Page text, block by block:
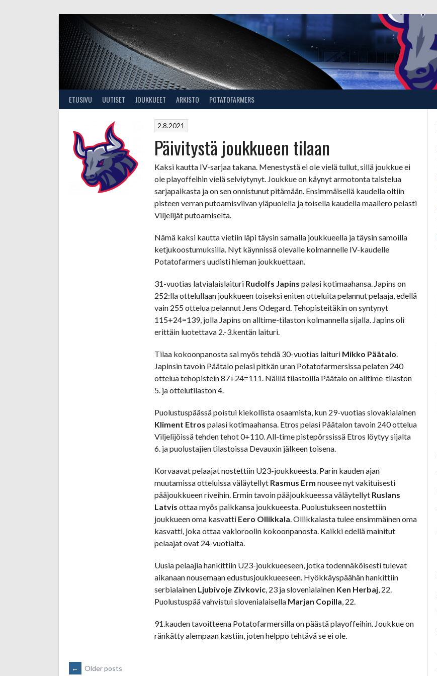
ETUSIVU UUTISET JOUKKUEET ARKISTO POTATOFARMERS
2.8.2021
Päivitystä joukkueen tilaan
Kaksi kautta IV-sarjaa takana. Menestystä ei ole vielä tullut, sillä joukkue ei
ole playoffeihin vielä selviytynyt. Joukkue on käynyt armotonta taistelua
sarjapaikasta ja on sen onnistunut pitämään. Ensimmäisellä kaudella oltiin
pisteen verran putoamisviivan yläpuolella ja toisella kaudella maaliero pelasti
Viljelijät putoamiselta.
Nämä kaksi kautta vietiin läpi täysin samalla joukkueella ja täysin samoilla
ketjukoostumuksilla. Nyt käynnissä olevalle kolmannelle IV-kaudelle
Potatofarmers uudisti hieman joukkuettaan.
31-vuotias latvialaislaituri Rudolfs Japins palasi kotimaahansa. Japins on
252:lla ottelullaan joukkueen toiseksi eniten otteluita pelannut pelaaja, edellä
vain 255 ottelua pelannut Jens Odegard. Tehopisteitäkin on syntynyt
115+24=139, jolla Japins on alltime-tilaston kolmannella sijalla. Japins oli
erittäin luotettava 2.-3.kentän laituri.
Tilaa kokoonpanosta sai myös tehdä 30-vuotias laituri Mikko Päätalo.
Japinsin tavoin Päätalo pelasi pitkän uran Potatofarmersissa pelaten 240
ottelua tehopistein 87+24=111. Näillä tilastoilla Päätalo on alltime-tilaston
5. ja ottelutilaston 4.
Puolustuspäässä poistui kiekollista osaamista, kun 29-vuotias slovakialainen
Kliment Etros palasi kotimaahansa. Etros pelasi Päätalon tavoin 240 ottelua
Viljelijöissä tehden tehot 0+110. All-time pistepörssissä Etros löytyy sijalta
6. ja puolustajien tilastoissa Devauxin jälkeen toisena.
Korvaavat pelaajat nostettiin U23-joukkueesta. Parin kauden ajan
muutamissa otteluissa väläytellyt Rasmus Erm nousee nyt vakituisesti
pääjoukkueen riveihin. Ermin tavoin pääjoukkueessa väläytellyt Ruslans
Latvis ottaa myös paikkansa joukkueesta. Puolustukseen nostettiin
joukkueen oma kasvatti Eero Ollikkala. Ollikkalasta tulee ensimmäinen oma
kasvatti, joka ottaa vakioroolin kokoonpanosta. Kaikki edellä mainitut
pelaajat ovat 24-vuotiaita.
Uusia pelaajia hankittiin U23-joukkueeseen, jotka todennäköisesti tulevat
aikanaan nousemaan edustusjoukkueeseen. Hyökkäyspäähän hankittiin
serbialainen Ljubivoje Zivkovic, 23 ja slovenialainen Ken Herbaj, 22.
Puolustuspää vahvistui slovenialaisella Marjan Copilla, 22.
91.kauden tavoitteena Potatofarmersilla on päästä playoffeihin. Joukkue on
ränkätty alempaan kastiin, joten helppo tehtävä se ei ole.
← Older posts